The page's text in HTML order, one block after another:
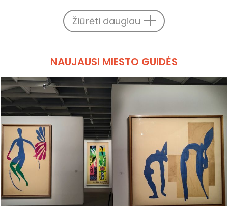
Žiūrėti daugiau
NAUJAUSI MIESTO GUIDĖS